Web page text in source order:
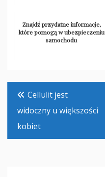
Znajdź przydatne informacje,
które pomogą w ubezpieczeniu
samochodu
Nawigacja
wpisu
Cellulit jest
widoczny u większości
kobiet